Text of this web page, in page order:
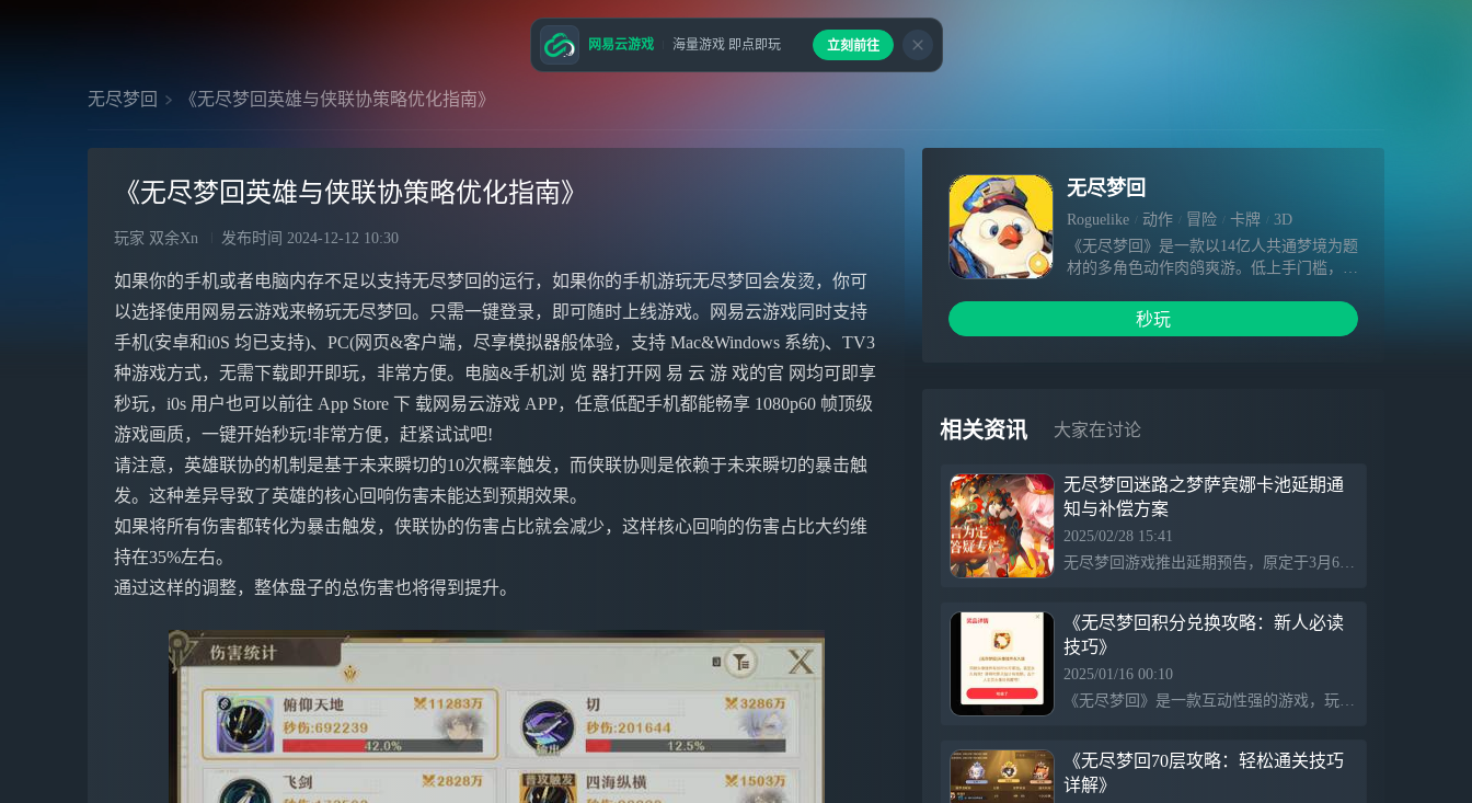
无尽梦回 《无尽梦回英雄与侠联协策略优化指南》
《无尽梦回英雄与侠联协策略优化指南》
玩家 双余Xn 发布时间 2024-12-12 10:30
如果你的手机或者电脑内存不足以支持无尽梦回的运行，如果你的手机游玩无尽梦回会发烫，你可
以选择使用网易云游戏来畅玩无尽梦回。只需一键登录，即可随时上线游戏。网易云游戏同时支持
手机(安卓和i0S 均已支持)、PC(网页&客户端，尽享模拟器般体验，支持 Mac&Windows 系统)、TV3
种游戏方式，无需下载即开即玩，非常方便。电脑&手机浏 览 器打开网 易 云 游 戏的官 网均可即享
秒玩，i0s 用户也可以前往 App Store 下 载网易云游戏 APP，任意低配手机都能畅享 1080p60 帧顶级
游戏画质，一键开始秒玩!非常方便，赶紧试试吧!
请注意，英雄联协的机制是基于未来瞬切的10次概率触发，而侠联协则是依赖于未来瞬切的暴击触
发。这种差异导致了英雄的核心回响伤害未能达到预期效果。
如果将所有伤害都转化为暴击触发，侠联协的伤害占比就会减少，这样核心回响的伤害占比大约维
持在35%左右。
通过这样的调整，整体盘子的总伤害也将得到提升。
无尽梦回
Roguelike 动作 冒险 卡牌
3D
《无尽梦回》是一款以14亿人共通梦境为题
材的多角色动作肉鸽爽游。低上手门槛，华
者」，进入无秩序的梦乡大陆与梦灵签订契
约，开启奇异冒险！游戏致力于打造纯正动
实时PVP、限时生存、无限爬塔等多种肉鸽
玩法挑战，拒绝重复体验！击碎！入梦是个
尽可能多地挑战梦境房间！单局15+关卡房
间，通过不断叠加局内掉落回响，强化角色
技能流派。满屏狂飙钻石子弹，全场发射炫
光射线，或召唤替身全军出击，击碎梦境的
方式有千百种，从战斗菜鸡到一键满屏暴
海量搭配自由组合，技能无限重构6大流
派，40+梦灵角色，400多种回响，均可在
射线、环绕等，以角色为核心的多流派独特
战斗机制，搭配上百种回响选择，每个角色
卡也能无缝装配SSR技能回响！每次进入关
卡都是全新的自由构筑体验！随机！肉鸽关
卡拒绝重复，随机事件层出不穷策划没日没
秒玩
相关资讯 大家在讨论
无尽梦回迷路之梦萨宾娜卡池延期通
知与补偿方案
2025/02/28 15:41
无尽梦回游戏推出延期预告，原定于3月6日上线的迷路之梦萨宾娜限定卡池将延至3月27日，赛季结束也将延至4月16日，以确保角色技能平衡和品质。期间将返场侠之梦卡池，并新增灰域深渊和千金一掷活动，活动奖励全面升级，感谢玩家的耐心等待。
《无尽梦回积分兑换攻略：新人必读
技巧》
2025/01/16 00:10
《无尽梦回》是一款互动性强的游戏，玩家可以通过参加活动获取积分，并用这些积分进行道具兑换。游戏提供丰富的内容和新手攻略，帮助玩家更好地体验和探索游戏世界。
《无尽梦回70层攻略：轻松通关技巧
详解》
网易云游戏 海量游戏 即点即玩 立刻前往